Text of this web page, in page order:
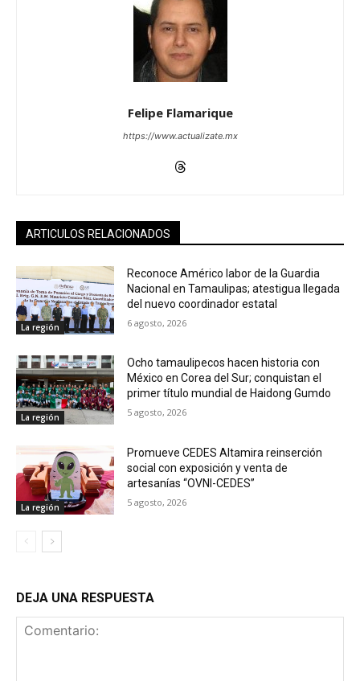
Felipe Flamarique
https://www.actualizate.mx
ARTICULOS RELACIONADOS
La región
Reconoce Américo labor de la Guardia
Nacional en Tamaulipas; atestigua llegada
del nuevo coordinador estatal
6 agosto, 2026
La región
Ocho tamaulipecos hacen historia con
México en Corea del Sur; conquistan el
primer título mundial de Haidong Gumdo
5 agosto, 2026
La región
Promueve CEDES Altamira reinserción
social con exposición y venta de
artesanías “OVNI-CEDES”
5 agosto, 2026
DEJA UNA RESPUESTA